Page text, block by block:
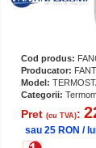
Cod produs:
Producator:
Model:
Categorii:
Pret (cu TVA):
sau 25 RON /